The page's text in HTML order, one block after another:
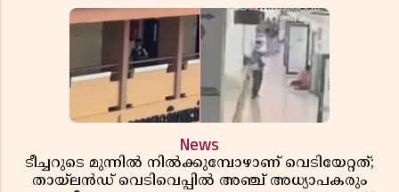
News
ടീച്ചറുടെ മുന്നിൽ നിൽക്കുമ്പോഴാണ് വെടിയേറ്റത്;
തായ്‌ലൻഡ് വെടിവെപ്പിൽ അഞ്ച് അധ്യാപകരും